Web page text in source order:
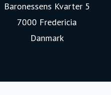
Baronessens Kvarter 5
7000 Fredericia
Danmark